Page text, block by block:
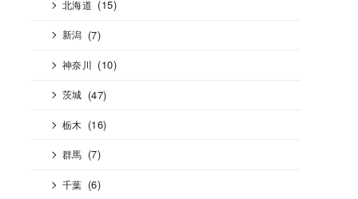
北海道 (15)
新潟 (7)
神奈川 (10)
茨城 (47)
栃木 (16)
群馬 (7)
千葉 (6)